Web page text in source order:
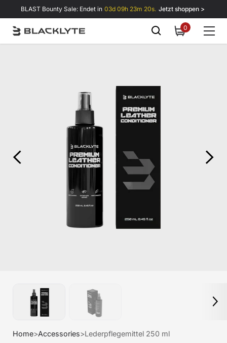
Zum Inhalt springen
BLAST Bounty Sale: Endet in 03d 09h 23m 20s. Jetzt shoppen >
00
Home>Accessories>Lederpflegemittel 250 ml